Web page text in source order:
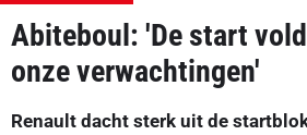
Abiteboul: 'De start
onze verwachtingen'
Renault dacht sterk uit de